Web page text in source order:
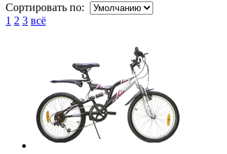
Сортировать по:
1 2 3 всё